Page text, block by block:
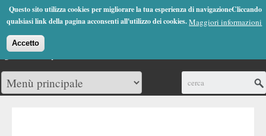
Questo sito utilizza cookies per migliorare la tua esperienza di navigazioneCliccando
qualsiasi link della pagina acconsenti all'utilizzo dei cookies.Maggiori informazioni
Accetto
Jump to Navigation
(0)